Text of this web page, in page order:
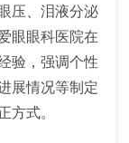
压、泪液分泌
眼眼科医院在
验，强调个性
展情况等制定
方式。